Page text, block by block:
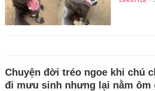
Chuyện đời tréo ngoe khi chú
đi mưu sinh nhưng lại nằm ôm